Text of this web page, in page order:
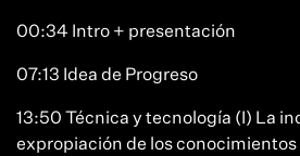
00:34 Intro + presentación
07:13 Idea de Progreso
13:50 Técnica y tecnología (I) La
expropiación de los conocimientos